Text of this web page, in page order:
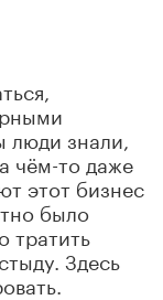
знали,
чём-то даже
этот бизнес
было
тратить
Здесь